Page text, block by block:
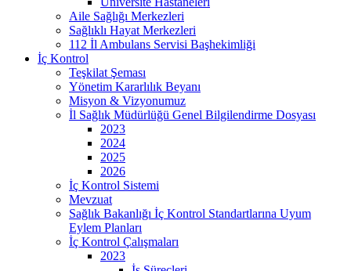
Aile Sağlığı Merkezleri
Sağlıklı Hayat Merkezleri
112 İl Ambulans Servisi Başhekimliği
İç Kontrol
Teşkilat Şeması
Yönetim Kararlılık Beyanı
Misyon & Vizyonumuz
İl Sağlık Müdürlüğü Genel Bilgilendirme Dosyası
2023
2024
2025
2026
İç Kontrol Sistemi
Mevzuat
Sağlık Bakanlığı İç Kontrol Standartlarına Uyum
Eylem Planları
İç Kontrol Çalışmaları
2023